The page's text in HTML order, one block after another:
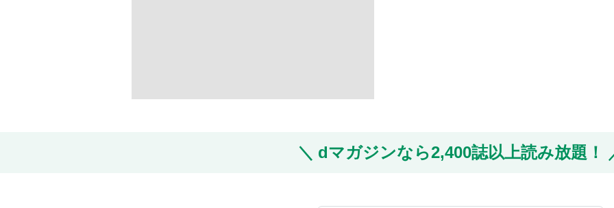
dマガジンなら2,400誌以上読み放題！